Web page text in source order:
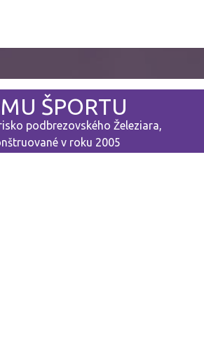
ŠPORTU
podbrezovského Železiara,
v roku 2005